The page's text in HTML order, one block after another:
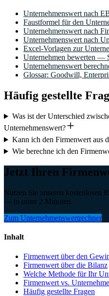
Unternehmenswert nach
Faustformel für den
Unternehmenswert nach
Unternehmenswert nach
Excel-Vorlagen zur
Unternehmen bewerten —
Unternehmenswert
Glossar: Goodwill,
Häufig gestellte
Was ist der Unterschied
Unternehmenswert?
Kann ich den Firmenwert aus
Wie berechne ich den
Jetzt Ihren
Nutzen Sie unseren kostenlosen
— in unter 2 Minuten.
Zum Unternehmenswertrechner
Inhalt
Firmenwert über den
Firmenwert über die Bilanz
Welche Methode für Ihr
Firmenwert vs.
Häufig gestellte Fragen